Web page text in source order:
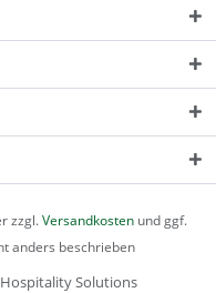
zzgl.Versandkosten und ggf.
anders beschrieben
Solutions